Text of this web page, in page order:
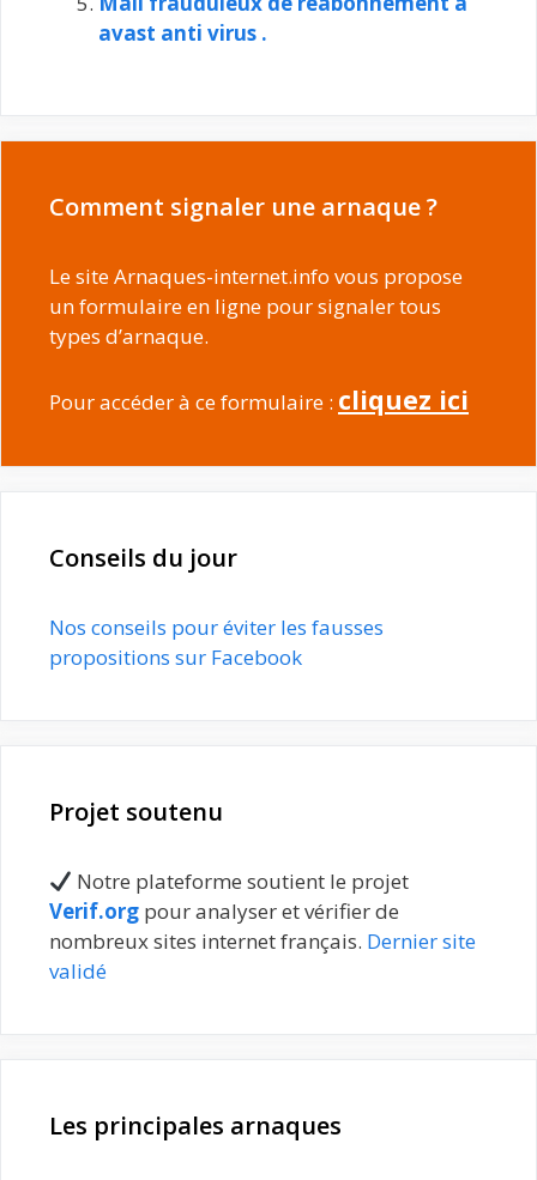
avast anti virus .
Comment signaler une arnaque ?
Le site Arnaques-internet.info vous propose
un formulaire en ligne pour signaler tous
types d’arnaque.
Pour accéder à ce formulaire : cliquez ici
Conseils du jour
Nos conseils pour éviter les fausses
propositions sur Facebook
Projet soutenu
Notre plateforme soutient le projet
Verif.org pour analyser et vérifier de
nombreux sites internet français. Dernier site
validé
Les principales arnaques